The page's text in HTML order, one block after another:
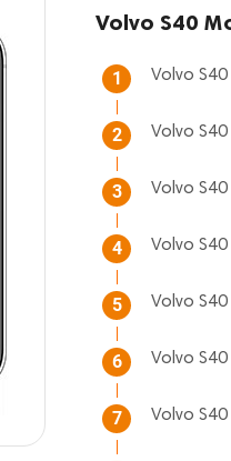
Volvo S40
1 Volvo S40
2 Volvo S40
3 Volvo S40
4 Volvo S40
5 Volvo S40
6 Volvo S40
7 Volvo S40